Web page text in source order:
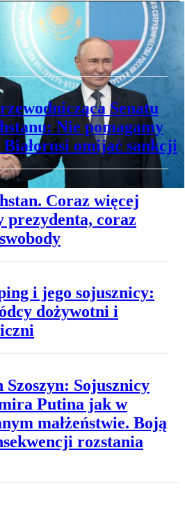
apeluje do
wojnie położyć kres”
Senatu
Nie pomagamy
omijać sankcji
Coraz więcej
prezydenta, coraz
i jego sojusznicy:
dożywotni i
Szoszyn: Sojusznicy
Putina jak w
małżeństwie. Boją
rozstania